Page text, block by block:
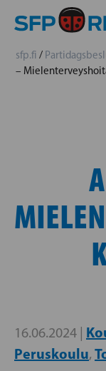
sfp.fi /
–
16.06.2024 |
Peruskoulu,